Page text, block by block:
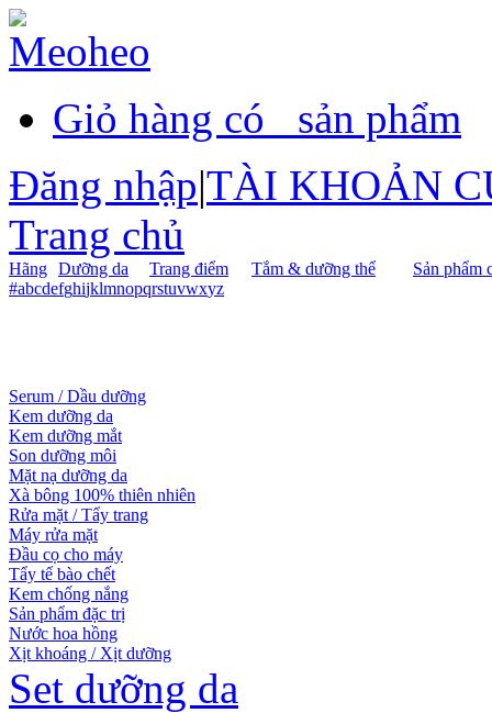
Giỏ hàng có
sản phẩm
Đăng nhập|TÀI KHOẢN
Trang chủ
Hãng Dưỡng da Trang điểm Tắm & dưỡng thể
Sản phẩm
#abcdefghijklmnopqrstuvwxyz
Serum / Dầu dưỡng
Kem dưỡng da
Kem dưỡng mắt
Son dưỡng môi
Mặt nạ dưỡng da
Xà bông 100% thiên nhiên
Rửa mặt / Tẩy trang
Máy rửa mặt
Đầu cọ cho máy
Tẩy tế bào chết
Kem chống nắng
Sản phẩm đặc trị
Nước hoa hồng
Xịt khoáng / Xịt dưỡng
Set dưỡng da